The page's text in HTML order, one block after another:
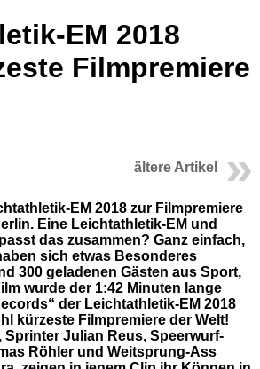
EM 2018
Filmpremiere
ältere Artikel
EM 2018 zur Filmpremiere
Eine Leichtathletik-EM und
das zusammen? Ganz einfach,
sich etwas Besonderes
300 geladenen Gästen aus Sport,
wurde der 1:42 Minuten lange
der Leichtathletik-EM 2018
kürzeste Filmpremiere der Welt!
Sprinter Julian Reus, Speerwurf-
Röhler und Weitsprung-Ass